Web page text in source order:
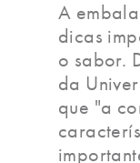
A
dicas
o sabor.
da
que "a